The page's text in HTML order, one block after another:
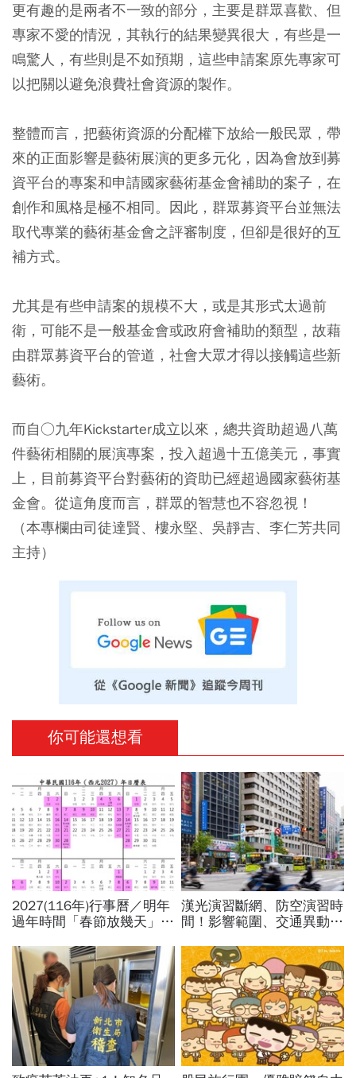
更有趣的是兩者不一致的部分，主要是群眾喜歡、但
專家不愛的情況，其執行的結果變異很大，有些是一
鳴驚人，有些則是不如預期，這些申請案原先專家可
以把關以避免浪費社會資源的製作。
整體而言，把藝術資源的分配權下放給一般民眾，帶
來的正面影響是藝術展演的更多元化，因為會放到募
資平台的專案和申請國家藝術基金會補助的案子，在
創作和風格是極不相同。因此，群眾募資平台並無法
取代專業的藝術基金會之評審制度，但卻是很好的互
補方式。
尤其是有些申請案的規模不大，或是其形式太過前
衛，可能不是一般基金會或政府會補助的類型，故藉
由群眾募資平台的管道，社會大眾才得以接觸這些新
藝術。
而自○九年Kickstarter成立以來，總共資助超過八萬
件藝術相關的展演專案，投入超過十五億美元，事實
上，目前募資平台對藝術的資助已經超過國家藝術基
金會。從這角度而言，群眾的智慧也不容忽視！​
（本專欄由司徒達賢、樓永堅、吳靜吉、李仁芳共同
主持）
你可能還想看
2027(116年)行事曆／明年
過年時間「春節放幾天」、
天以上有9個：請假懶人包
漢光演習斷網、防空演習時
間！影響範圍、交通異動…
鎮韌性演習不配合最高罰
15萬